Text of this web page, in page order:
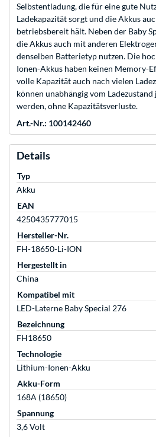
Selbstentladung, die für eine gute
Ladekapazität sorgt und die Akkus
betriebsbereit hält. Neben der Baby
die Akkus auch mit anderen
denselben Batterietyp nutzen. Die
Ionen-Akkus haben keinen Memory-
volle Kapazität auch nach vielen
können unabhängig vom
werden, ohne Kapazitätsverluste.
Art.-Nr.: 100142460
Details
Typ
Akku
EAN
4250435777015
Hersteller-Nr.
FH-18650-Li-ION
Hergestellt in
China
Kompatibel mit
LED-Laterne Baby Special 276
Bezeichnung
FH18650
Technologie
Lithium-Ionen-Akku
Akku-Form
168A (18650)
Spannung
3,6 Volt